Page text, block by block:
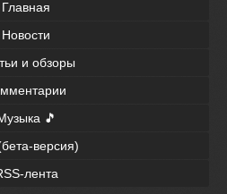
Главная
Новости
и обзоры
🎵
версия)
лента